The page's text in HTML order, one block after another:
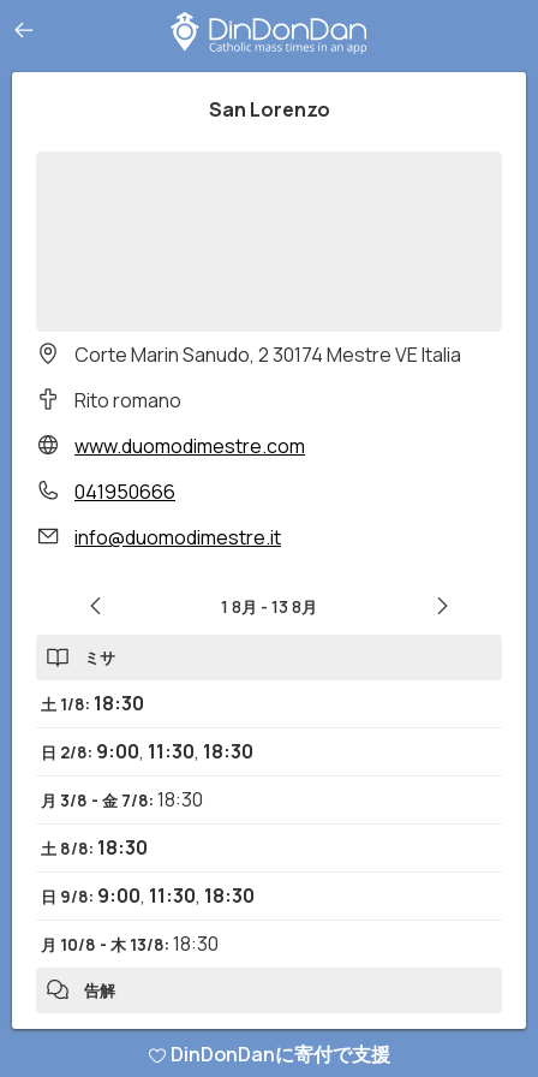
San Lorenzo
Corte Marin Sanudo, 2 30174 Mestre VE Italia
Rito romano
www.duomodimestre.com
041950666
info@duomodimestre.it
1 8月 - 13 8月
ミサ
土 1/8: 18:30
日 2/8: 9:00, 11:30, 18:30
月 3/8 - 金 7/8: 18:30
土 8/8: 18:30
日 9/8: 9:00, 11:30, 18:30
月 10/8 - 木 13/8: 18:30
告解
土 1/8 - 木 13/8:17:00-18:30
DinDonDanに寄付で支援